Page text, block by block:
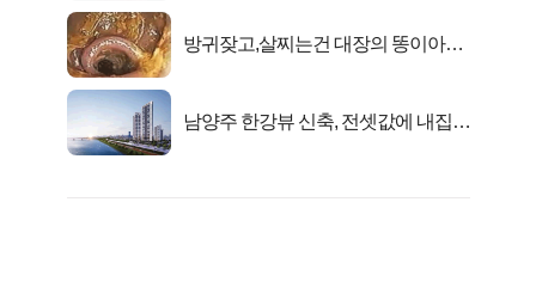
방귀잦고,살찌는건 대장의 똥이아니
남양주 한강뷰 신축, 전셋값에 내집마